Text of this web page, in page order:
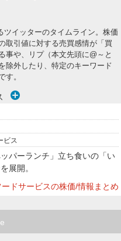
ク
マ
ー
ク
ツイッターのタイムライン。株価
取引値に対する売買感情が「買
事や、リプ（本文先頭に@～と
除外したり、特定のキーワード
す。
ビス
パーランチ」立ち食いの「い
展開。
ドサービスの株価/情報まとめ